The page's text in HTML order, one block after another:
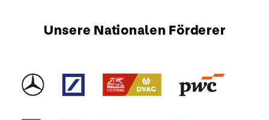
Unsere Nationalen Förderer